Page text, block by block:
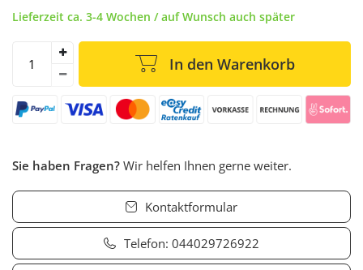
Lieferzeit ca. 3-4 Wochen / auf Wunsch auch später
In den Warenkorb
Sie haben Fragen? Wir helfen Ihnen gerne weiter.
Kontaktformular
Telefon: 044029726922